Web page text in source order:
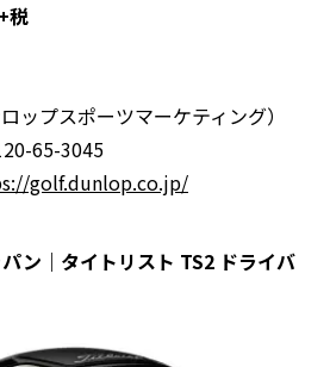
税
ップスポーツマーケティング）
65-3045
golf.dunlop.co.jp/
ン｜タイトリスト TS2 ドライバ